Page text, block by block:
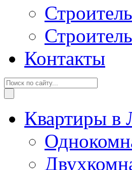
Контакты
Квартиры в